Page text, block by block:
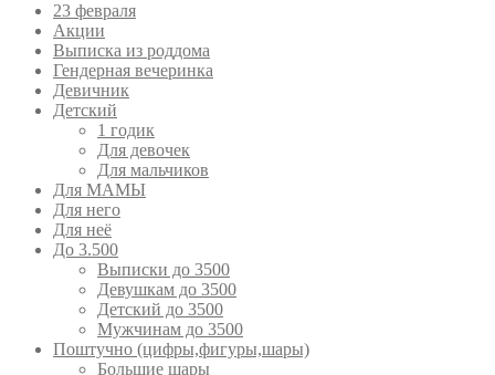
23 февраля
Акции
Выписка из роддома
Гендерная вечеринка
Девичник
Детский
1 годик
Для девочек
Для мальчиков
Для МАМЫ
Для него
Для неё
До 3.500
Выписки до 3500
Девушкам до 3500
Детский до 3500
Мужчинам до 3500
Поштучно (цифры,фигуры,шары)
Большие шары